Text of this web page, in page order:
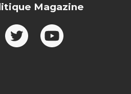
Magazine